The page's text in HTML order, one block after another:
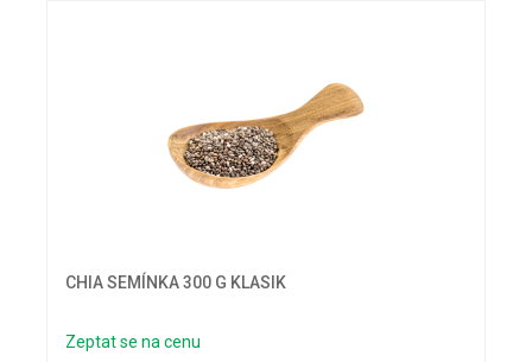
CHIA SEMÍNKA 300 G KLASIK
Zeptat se na cenu